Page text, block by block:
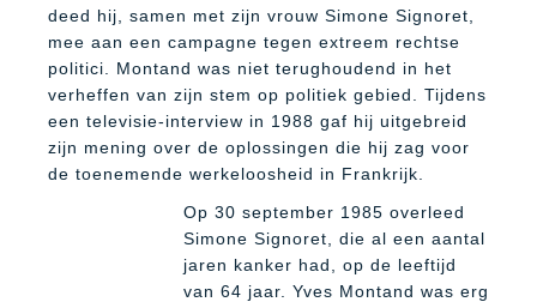
deed hij, samen met zijn vrouw Simone Signoret,
mee aan een campagne tegen extreem rechtse
politici. Montand was niet terughoudend in het
verheffen van zijn stem op politiek gebied. Tijdens
een televisie-interview in 1988 gaf hij uitgebreid
zijn mening over de oplossingen die hij zag voor
de toenemende werkeloosheid in Frankrijk.
Op 30 september 1985 overleed
Simone Signoret, die al een aantal
jaren kanker had, op de leeftijd
van 64 jaar. Yves Montand was erg